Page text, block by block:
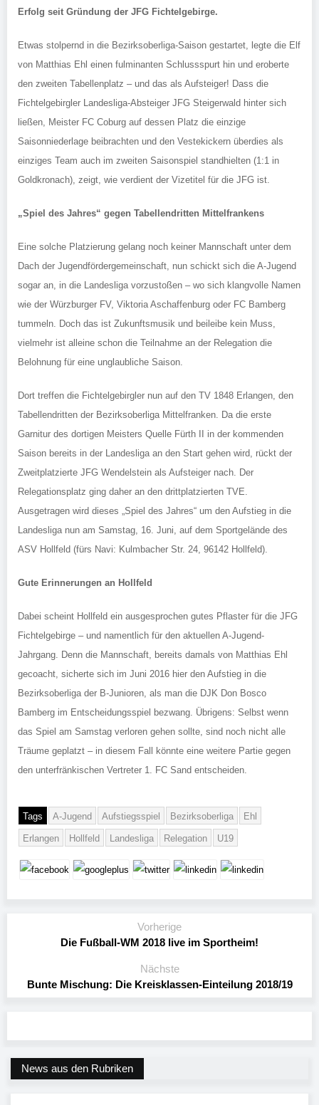
Erfolg seit Gründung der JFG Fichtelgebirge.
Etwas stolpernd in die Bezirksoberliga-Saison gestartet, legte die Elf
von Matthias Ehl einen fulminanten Schlussspurt hin und eroberte
den zweiten Tabellenplatz – und das als Aufsteiger! Dass die
Fichtelgebirgler Landesliga-Absteiger JFG Steigerwald hinter sich
ließen, Meister FC Coburg auf dessen Platz die einzige
Saisonniederlage beibrachten und den Vestekickern überdies als
einziges Team auch im zweiten Saisonspiel standhielten (1:1 in
Goldkronach), zeigt, wie verdient der Vizetitel für die JFG ist.
„Spiel des Jahres“ gegen Tabellendritten Mittelfrankens
Eine solche Platzierung gelang noch keiner Mannschaft unter dem
Dach der Jugendfördergemeinschaft, nun schickt sich die A-Jugend
sogar an, in die Landesliga vorzustoßen – wo sich klangvolle Namen
wie der Würzburger FV, Viktoria Aschaffenburg oder FC Bamberg
tummeln. Doch das ist Zukunftsmusik und beileibe kein Muss,
vielmehr ist alleine schon die Teilnahme an der Relegation die
Belohnung für eine unglaubliche Saison.
Dort treffen die Fichtelgebirgler nun auf den TV 1848 Erlangen, den
Tabellendritten der Bezirksoberliga Mittelfranken. Da die erste
Garnitur des dortigen Meisters Quelle Fürth II in der kommenden
Saison bereits in der Landesliga an den Start gehen wird, rückt der
Zweitplatzierte JFG Wendelstein als Aufsteiger nach. Der
Relegationsplatz ging daher an den drittplatzierten TVE.
Ausgetragen wird dieses „Spiel des Jahres“ um den Aufstieg in die
Landesliga nun am Samstag, 16. Juni, auf dem Sportgelände des
ASV Hollfeld (fürs Navi: Kulmbacher Str. 24, 96142 Hollfeld).
Gute Erinnerungen an Hollfeld
Dabei scheint Hollfeld ein ausgesprochen gutes Pflaster für die JFG
Fichtelgebirge – und namentlich für den aktuellen A-Jugend-
Jahrgang. Denn die Mannschaft, bereits damals von Matthias Ehl
gecoacht, sicherte sich im Juni 2016 hier den Aufstieg in die
Bezirksoberliga der B-Junioren, als man die DJK Don Bosco
Bamberg im Entscheidungsspiel bezwang. Übrigens: Selbst wenn
das Spiel am Samstag verloren gehen sollte, sind noch nicht alle
Träume geplatzt – in diesem Fall könnte eine weitere Partie gegen
den unterfränkischen Vertreter 1. FC Sand entscheiden.
Tags A-Jugend Aufstiegsspiel Bezirksoberliga Ehl
Erlangen Hollfeld Landesliga Relegation U19
Vorherige
Die Fußball-WM 2018 live im Sportheim!
Nächste
Bunte Mischung: Die Kreisklassen-Einteilung 2018/19
News aus den Rubriken